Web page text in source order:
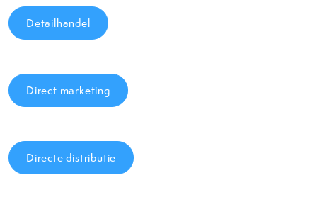
Detailhandel
Direct marketing
Directe distributie